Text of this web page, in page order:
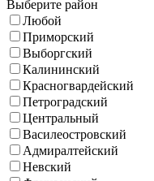
Выберите район
Любой
Приморский
Выборгский
Калининский
Красногвардейский
Петроградский
Центральный
Василеостровский
Адмиралтейский
Невский